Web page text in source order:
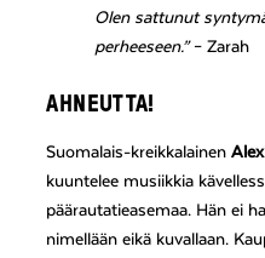
Olen sattunut
perheeseen.”– Zarah
AHNEUTTA!
Suomalais-kreikkalainen
kuuntelee musiikkia
päärautatieasemaa. Hän ei
nimellään eikä kuvallaan.